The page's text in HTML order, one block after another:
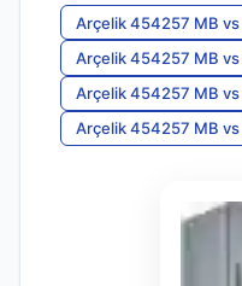
Arçelik 454257 MB vs
Arçelik 454257 MB vs
Arçelik 454257 MB vs
Arçelik 454257 MB vs